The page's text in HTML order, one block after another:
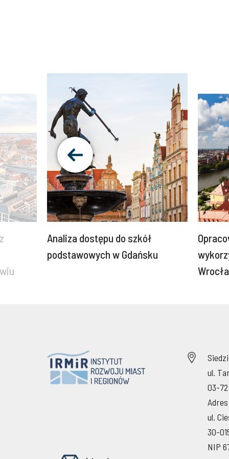
Analiza dostępu do szkół
podstawowych w Gdańsku
Pokaż
poprzedni
slajd
ul.
03-
ul.
30-
NIP